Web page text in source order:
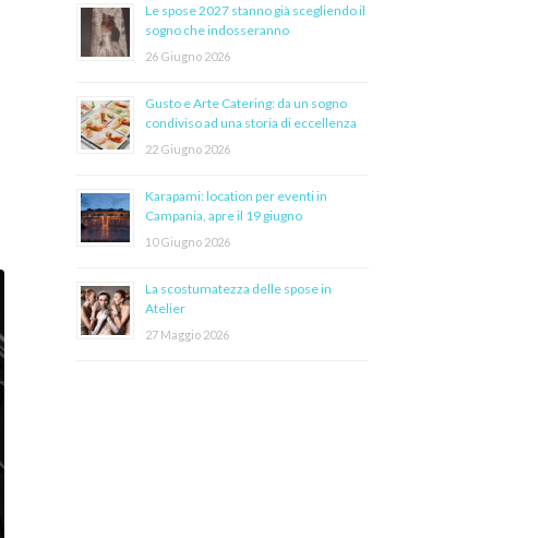
Le spose 2027 stanno già scegliendo il
sogno che indosseranno
26 Giugno 2026
Gusto e Arte Catering: da un sogno
condiviso ad una storia di eccellenza
22 Giugno 2026
Karapami: location per eventi in
Campania, apre il 19 giugno
10 Giugno 2026
La scostumatezza delle spose in
Atelier
27 Maggio 2026